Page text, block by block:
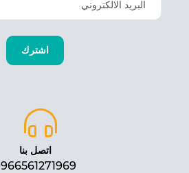
اتصل بنا
966561271969+